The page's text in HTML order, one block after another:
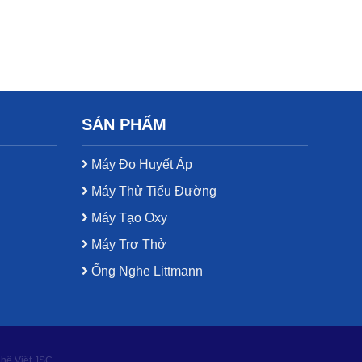
SẢN PHẨM
Máy Đo Huyết Áp
Máy Thử Tiểu Đường
Máy Tạo Oxy
Máy Trợ Thở
Ống Nghe Littmann